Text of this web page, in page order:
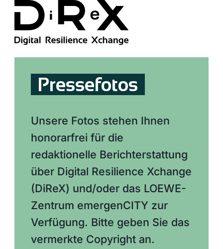
Pressefotos
Unsere Fotos stehen Ihnen
honorarfrei für die
redaktionelle Berichterstattung
über Digital Resilience Xchange
(DiReX) und/oder das LOEWE-
Zentrum emergenCITY zur
Verfügung. Bitte geben Sie das
vermerkte Copyright an.